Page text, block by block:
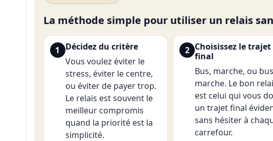
La méthode simple pour utiliser un relais
1
Décidez du critère
Vous voulez éviter le
stress, éviter le centre,
ou éviter de payer trop.
Le relais est souvent le
meilleur compromis
quand la priorité est la
simplicité.
2 Choisissez le trajet
final
Bus, marche, ou
marche. Le bon
est celui qui vous
un trajet final
sans hésiter à
carrefour.